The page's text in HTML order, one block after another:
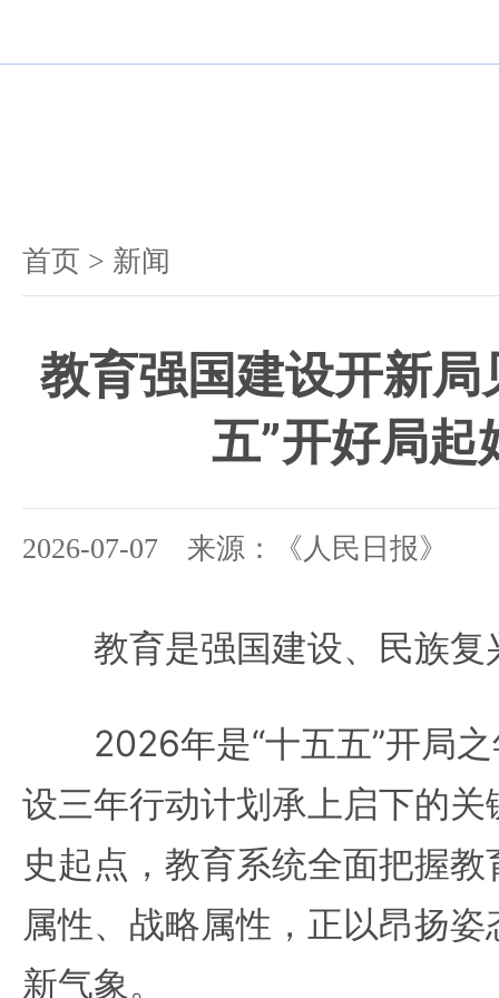
首页 > 新闻
教育强国建设开新局
五”开好局起
2026-07-07 来源：《人民日报》
教育是强国建设、民族复
2026年是“十五五”开局之
设三年行动计划承上启下的
史起点，教育系统全面把握
属性、战略属性，正以昂扬
新气象。